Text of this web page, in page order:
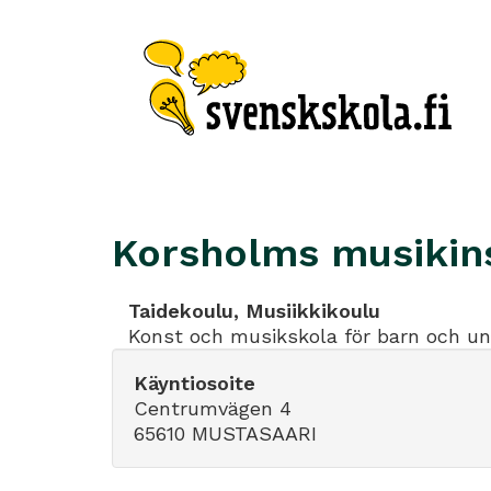
Korsholms
Taidekoulu, Musiikkikoulu
Konst och musikskola för barn och
Käyntiosoite
Centrumvägen 4
65610 MUSTASAARI